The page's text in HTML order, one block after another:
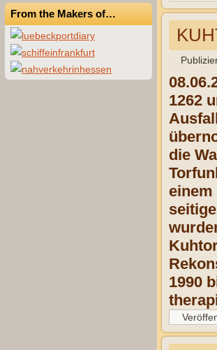
From the Makers of…
1262
die
1990